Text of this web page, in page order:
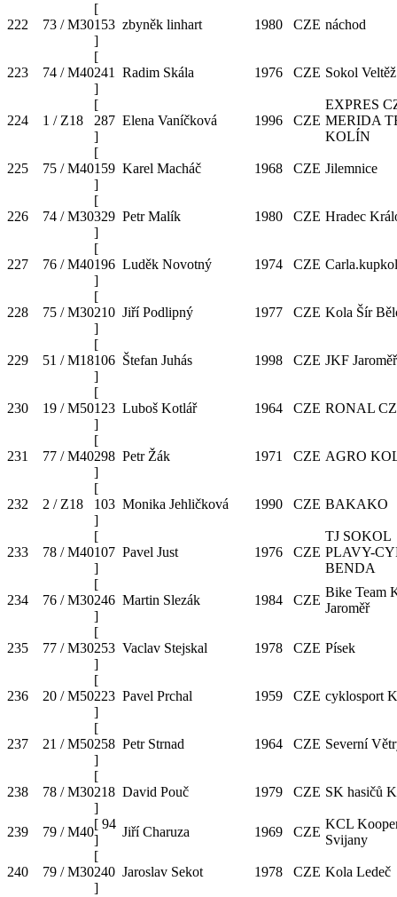
222 73 / M30
[
153
]
zbyněk linhart 1980 CZE náchod
223 74 / M40
[
241
]
Radim Skála 1976 CZE Sokol Veltěž
224 1 / Z18
[
287
]
Elena Vaníčková 1996 CZE
EXPRES
MERIDA
KOLÍN
225 75 / M40
[
159
]
Karel Macháč 1968 CZE Jilemnice
226 74 / M30
[
329
]
Petr Malík 1980 CZE Hradec
227 76 / M40
[
196
]
Luděk Novotný 1974 CZE
228 75 / M30
[
210
]
Jiří Podlipný 1977 CZE Kola Šír
229 51 / M18
[
106
]
Štefan Juhás 1998 CZE JKF Jaroměř
230 19 / M50
[
123
]
Luboš Kotlář 1964 CZE RONAL CZ
231 77 / M40
[
298
]
Petr Žák 1971 CZE AGRO
232 2 / Z18
[
103
]
Monika Jehličková 1990 CZE BAKAKO
233 78 / M40
[
107
]
Pavel Just 1976 CZE
TJ SOKOL
PLAVY-
BENDA
234 76 / M30
[
246
]
Martin Slezák 1984 CZE
Bike Team
Jaroměř
235 77 / M30
[
253
]
Vaclav Stejskal 1978 CZE Písek
236 20 / M50
[
223
]
Pavel Prchal 1959 CZE cyklosport
237 21 / M50
[
258
]
Petr Strnad 1964 CZE Severní
238 78 / M30
[
218
]
David Pouč 1979 CZE SK hasičů
239 79 / M40
[ 94
]
Jiří Charuza 1969 CZE
KCL
Svijany
240 79 / M30
[
240
]
Jaroslav Sekot 1978 CZE Kola Ledeč